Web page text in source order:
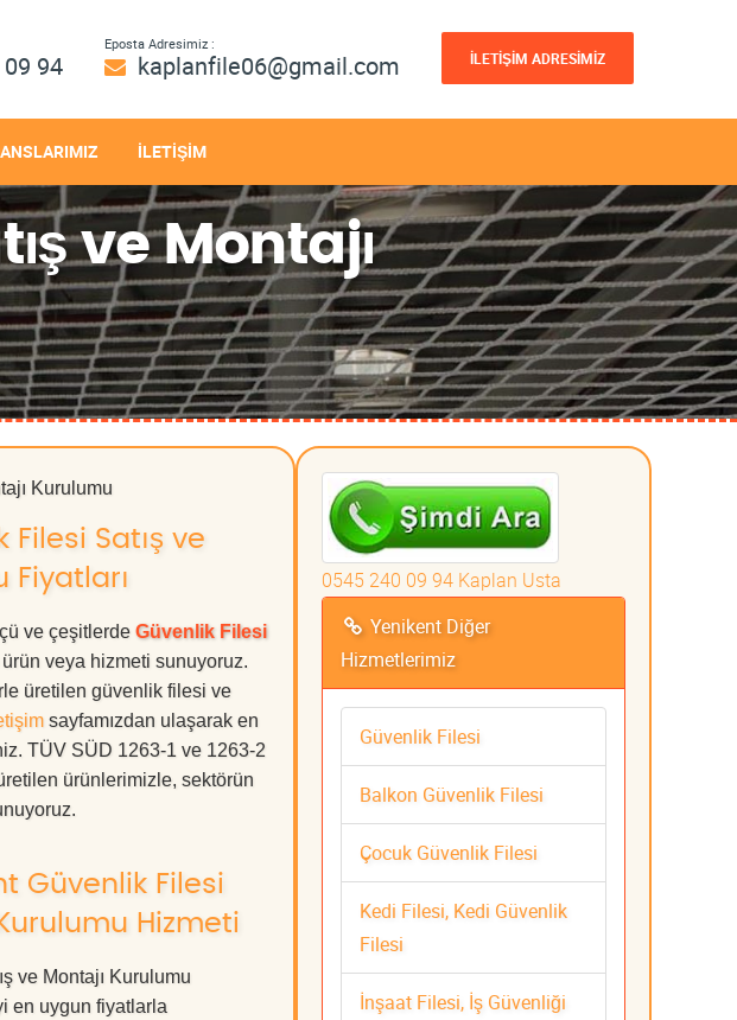
94
Eposta Adresimiz :
kaplanfile06@gmail.com İLETİŞİM ADRESİMİZ
İLETİŞİM
ve Montajı
Kurulumu
Filesi Satış ve
Fiyatları
ve çeşitlerde Güvenlik Filesi
ürün veya hizmeti sunuyoruz.
üretilen güvenlik filesi ve
sayfamızdan ulaşarak en
TÜV SÜD 1263-1 ve 1263-2
ürünlerimizle, sektörün
Güvenlik Filesi
Hizmeti
ve Montajı Kurulumu
en uygun fiyatlarla
0545 240 09 94 Kaplan Usta
Yenikent Diğer
Hizmetlerimiz
Güvenlik Filesi
Balkon Güvenlik Filesi
Çocuk Güvenlik Filesi
Kedi Filesi, Kedi Güvenlik
Filesi
İnşaat Filesi, İş Güvenliği